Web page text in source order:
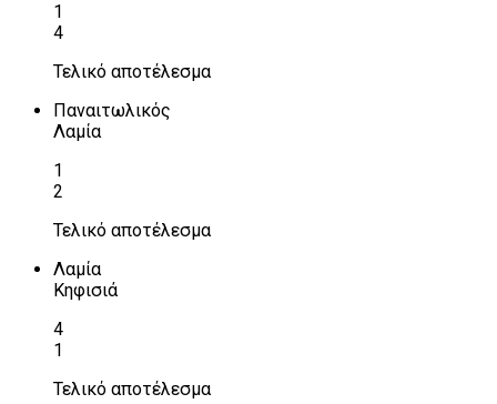
1
4
Τελικό αποτέλεσμα
Παναιτωλικός
Λαμία
1
2
Τελικό αποτέλεσμα
Λαμία
Κηφισιά
4
1
Τελικό αποτέλεσμα